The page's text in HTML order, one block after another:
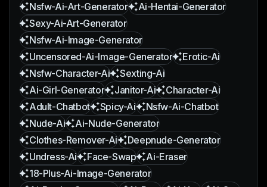
Nsfw-Ai-Art-Generator
Ai-Hentai-Generator
Sexy-Ai-Art-Generator
Nsfw-Ai-Image-Generator
Uncensored-Ai-Image-Generator
Erotic-Ai
Nsfw-Character-Ai
Sexting-Ai
Ai-Girl-Generator
Janitor-Ai
Character-Ai
Adult-Chatbot
Spicy-Ai
Nsfw-Ai-Chatbot
Nude-Ai
Ai-Nude-Generator
Clothes-Remover-Ai
Deepnude-Generator
Undress-Ai
Face-Swap
Ai-Eraser
18-Plus-Ai-Image-Generator